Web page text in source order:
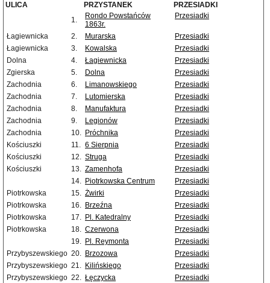
ULICA PRZYSTANEK
PRZESIADKI
1.
Rondo Powstańców
1863r.
Przesiadki
Łagiewnicka 2. Murarska
Przesiadki
Łagiewnicka
3. Kowalska
Przesiadki
Dolna
4. Łagiewnicka
Przesiadki
Zgierska
5. Dolna
Przesiadki
Zachodnia
6. Limanowskiego
Przesiadki
Zachodnia
7. Lutomierska
Przesiadki
Zachodnia
8. Manufaktura
Przesiadki
Zachodnia
9. Legionów
Przesiadki
Zachodnia
10. Próchnika
Przesiadki
Kościuszki
11. 6 Sierpnia
Przesiadki
Kościuszki
12. Struga
Przesiadki
Kościuszki
13. Zamenhofa
Przesiadki
14. Piotrkowska Centrum
Przesiadki
Piotrkowska
15. Żwirki
Przesiadki
Piotrkowska
16. Brzeźna
Przesiadki
Piotrkowska
17. Pl. Katedralny
Przesiadki
Piotrkowska
18. Czerwona
Przesiadki
19. Pl. Reymonta
Przesiadki
Przybyszewskiego 20. Brzozowa
Przesiadki
Przybyszewskiego 21. Kilińskiego
Przesiadki
Przybyszewskiego 22. Łęczycka
Przesiadki